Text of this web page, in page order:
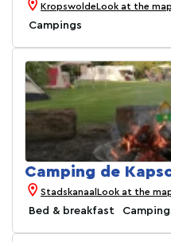
KropswoldeLook at the map
Campings
Camping de
Stadskanaal Look at the
Bed & breakfast